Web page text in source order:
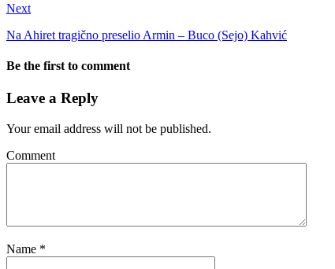
Next
Na Ahiret tragično preselio Armin – Buco (Sejo) Kahvić
Be the first to comment
Leave a Reply
Your email address will not be published.
Comment
Name *